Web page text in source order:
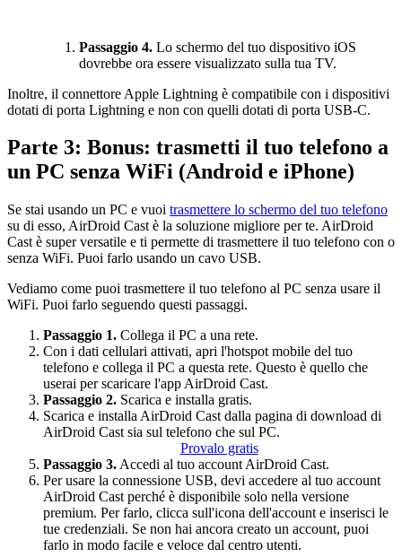
Passaggio 4. Lo schermo del tuo dispositivo iOS
dovrebbe ora essere visualizzato sulla tua TV.
Inoltre, il connettore Apple Lightning è compatibile con i dispositivi
dotati di porta Lightning e non con quelli dotati di porta USB-C.
Parte 3: Bonus: trasmetti il tuo telefono a
un PC senza WiFi (Android e iPhone)
Se stai usando un PC e vuoi trasmettere lo schermo del tuo telefono
su di esso, AirDroid Cast è la soluzione migliore per te. AirDroid
Cast è super versatile e ti permette di trasmettere il tuo telefono con o
senza WiFi. Puoi farlo usando un cavo USB.
Vediamo come puoi trasmettere il tuo telefono al PC senza usare il
WiFi. Puoi farlo seguendo questi passaggi.
Passaggio 1. Collega il PC a una rete.
Con i dati cellulari attivati, apri l'hotspot mobile del tuo
telefono e collega il PC a questa rete. Questo è quello che
userai per scaricare l'app AirDroid Cast.
Passaggio 2. Scarica e installa gratis.
Scarica e installa AirDroid Cast dalla pagina di download di
AirDroid Cast sia sul telefono che sul PC.
Provalo gratis
Passaggio 3. Accedi al tuo account AirDroid Cast.
Per usare la connessione USB, devi accedere al tuo account
AirDroid Cast perché è disponibile solo nella versione
premium. Per farlo, clicca sull'icona dell'account e inserisci le
tue credenziali. Se non hai ancora creato un account, puoi
farlo in modo facile e veloce dal centro utenti.